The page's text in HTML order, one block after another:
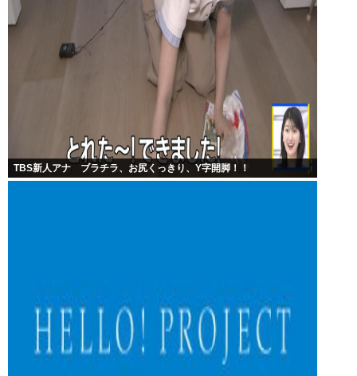
TBS新人アナ ブラチラ、お尻くっきり、Y字開脚！！